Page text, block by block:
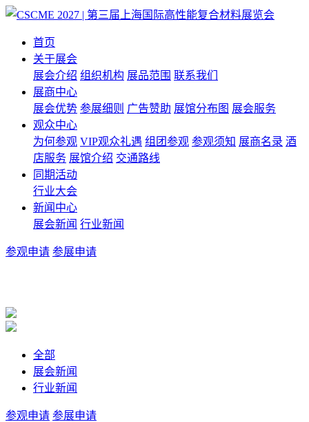
首页
关于展会
展会介绍 组织机构 展品范围 联系我们
展商中心
展会优势 参展细则 广告赞助 展馆分布图 展会服务
观众中心
为何参观 VIP观众礼遇 组团参观 参观须知 展商名录 酒
店服务 展馆介绍 交通路线
同期活动
行业大会
新闻中心
展会新闻 行业新闻
参观申请 参展申请
全部
展会新闻
行业新闻
参观申请 参展申请